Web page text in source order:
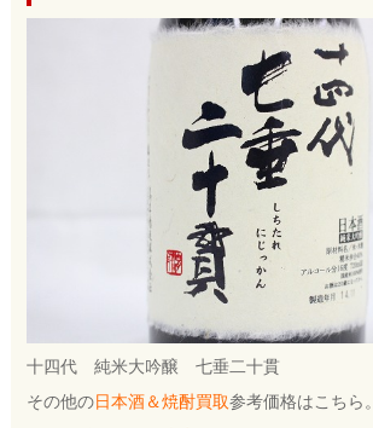
十四代 純米大吟醸 七垂二十貫
その他の日本酒＆焼酎買取参考価格はこちら。